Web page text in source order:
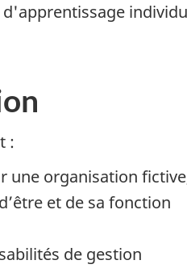
:
une organisation
et de sa fonction
de gestion